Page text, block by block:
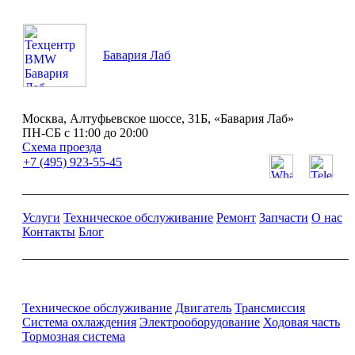
Бавария Лаб
Москва, Алтуфьевское шоссе, 31Б, «Бавария Лаб»
ПН-СБ с 11:00 до 20:00
Схема проезда
+7 (495) 923-55-45
Услуги Техническое обслуживание Ремонт Запчасти О нас
Контакты Блог
Техническое обслуживание Двигатель Трансмиссия
Система охлаждения Электрооборудование Ходовая часть
Тормозная система